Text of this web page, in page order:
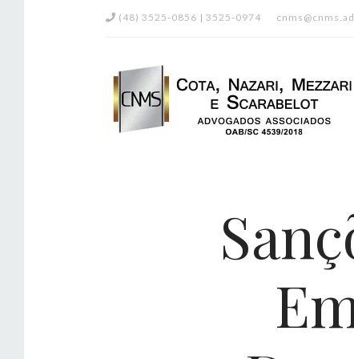
(48) 3525-0856 | 3525-0974